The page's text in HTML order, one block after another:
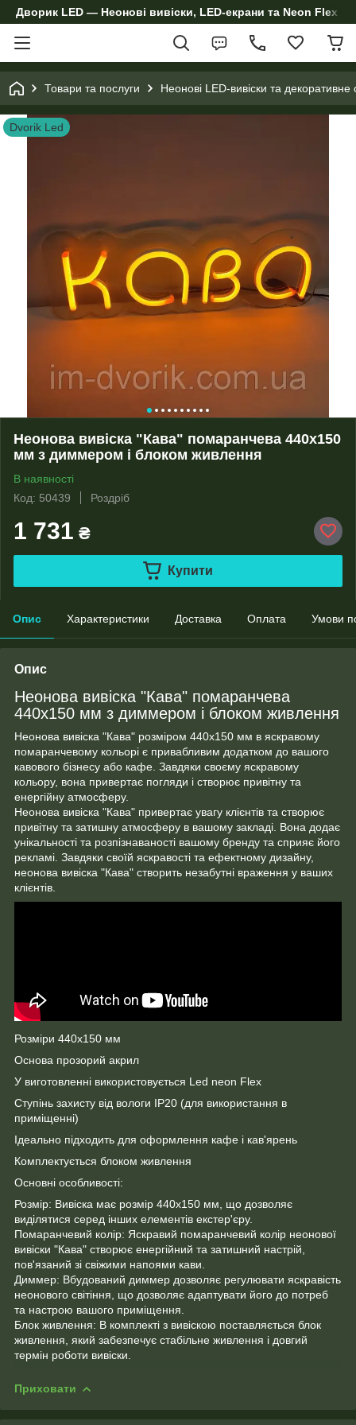
Дворик LED — Неонові вивіски, LED-екрани та Neon Flex
Товари та послуги Неонові LED-вивіски та декоративне
Dvorik Led
Неонова вивіска "Кава" помаранчева 440х150
мм з диммером і блоком живлення
В наявності
Код: 50439
Роздріб
1 731 ₴
Купити
Опис Характеристики Доставка Оплата Умови
Опис
Неонова вивіска "Кава" помаранчева
440х150 мм з диммером і блоком живлення
Неонова вивіска "Кава" розміром 440х150 мм в яскравому
помаранчевому кольорі є привабливим додатком до вашого
кавового бізнесу або кафе. Завдяки своєму яскравому
кольору, вона привертає погляди і створює привітну та
енергійну атмосферу.
Неонова вивіска "Кава" привертає увагу клієнтів та створює
привітну та затишну атмосферу в вашому закладі. Вона додає
унікальності та розпізнаваності вашому бренду та сприяє його
рекламі. Завдяки своїй яскравості та ефектному дизайну,
неонова вивіска "Кава" створить незабутні враження у ваших
клієнтів.
Розміри 440х150 мм
Основа прозорий акрил
У виготовленні використовується Led neon Flex
Ступінь захисту від вологи ІР20 (для використання в
приміщенні)
Ідеально підходить для оформлення кафе і кав'ярень
Комплектується блоком живлення
Основні особливості:
Розмір: Вивіска має розмір 440х150 мм, що дозволяє
виділятися серед інших елементів екстер'єру.
Помаранчевий колір: Яскравий помаранчевий колір неонової
вивіски "Кава" створює енергійний та затишний настрій,
пов'язаний зі свіжими напоями кави.
Диммер: Вбудований диммер дозволяє регулювати яскравість
неонового світіння, що дозволяє адаптувати його до потреб
та настрою вашого приміщення.
Блок живлення: В комплекті з вивіскою поставляється блок
живлення, який забезпечує стабільне живлення і довгий
термін роботи вивіски.
Приховати